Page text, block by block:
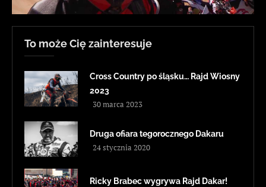
To może Cię zainteresuje
Cross Country po śląsku… Rajd Wiosny
2023
30 marca 2023
Druga ofiara tegorocznego Dakaru
24 stycznia 2020
Ricky Brabec wygrywa Rajd Dakar!